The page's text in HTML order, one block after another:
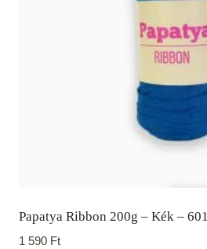
Papatya Ribbon 200g – Kék – 601
1 590 Ft